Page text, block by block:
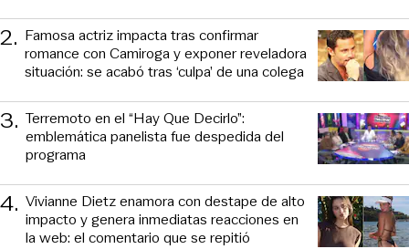
2. Famosa actriz impacta tras confirmar
romance con Camiroga y exponer reveladora
situación: se acabó tras ‘culpa’ de una colega
3. Terremoto en el “Hay Que Decirlo”:
emblemática panelista fue despedida del
programa
4. Vivianne Dietz enamora con destape de alto
impacto y genera inmediatas reacciones en
la web: el comentario que se repitió